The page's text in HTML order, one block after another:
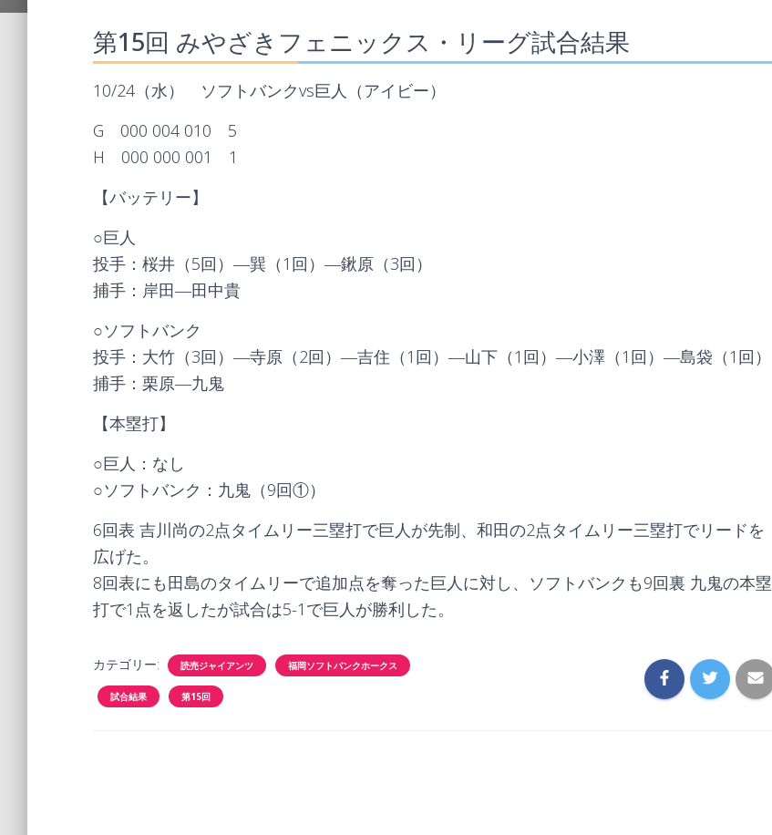
第15回 みやざきフェニックス・リーグ試合結果
10/24（水） ソフトバンクvs巨人（アイビー）
G 000 004 010 5
H 000 000 001 1
【バッテリー】
○巨人
投手：桜井（5回）―巽（1回）―鍬原（3回）
捕手：岸田―田中貴
○ソフトバンク
投手：大竹（3回）―寺原（2回）―吉住（1回）―山下（1回）―小澤（1回）―島袋（1回）
捕手：栗原―九鬼
【本塁打】
○巨人：なし
○ソフトバンク：九鬼（9回①）
6回表 吉川尚の2点タイムリー三塁打で巨人が先制、和田の2点タイムリー三塁打でリードを
広げた。
8回表にも田島のタイムリーで追加点を奪った巨人に対し、ソフトバンクも9回裏 九鬼の本塁
打で1点を返したが試合は5-1で巨人が勝利した。
カテゴリー: 読売ジャイアンツ 福岡ソフトバンクホークス
試合結果 第15回